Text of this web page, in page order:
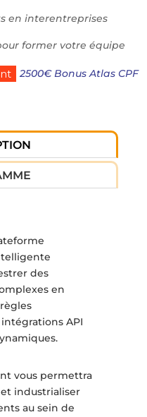
en interentreprises
former votre équipe
2500€ Bonus Atlas CPF
des
en
API
vous permettra
industrialiser
au sein de